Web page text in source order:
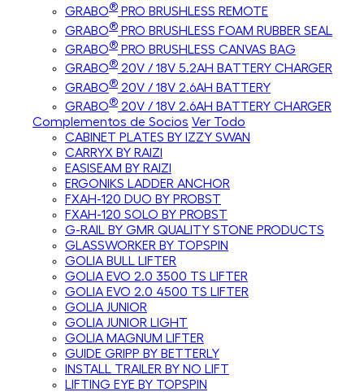
GRABO® PRO BRUSHLESS REMOTE
GRABO® PRO BRUSHLESS FOAM RUBBER SEAL
GRABO® PRO BRUSHLESS CANVAS BAG
GRABO® 20V / 18V 5.2AH BATTERY CHARGER
GRABO® 20V / 18V 2.6AH BATTERY
GRABO® 20V / 18V 2.6AH BATTERY CHARGER
Complementos de Socios Ver Todo
CABINET PLATES BY IZZY SWAN
CARRYX BY RAIZI
EASISEAM BY RAIZI
ERGONIKS LADDER ANCHOR
FXAH-120 DUO BY PROBST
FXAH-120 SOLO BY PROBST
G-RAIL BY GMR QUALITY STONE PRODUCTS
GLASSWORKER BY TOPSPIN
GOLIA BULL LIFTER
GOLIA EVO 2.0 3500 TS LIFTER
GOLIA EVO 2.0 4500 TS LIFTER
GOLIA JUNIOR
GOLIA JUNIOR LIGHT
GOLIA MAGNUM LIFTER
GUIDE GRIPP BY BETTERLY
INSTALL TRAILER BY NO LIFT
LIFTING EYE BY TOPSPIN